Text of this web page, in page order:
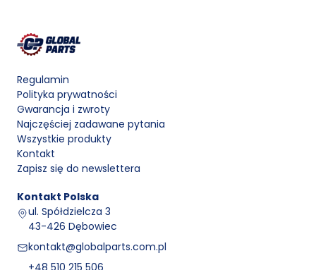
Regulamin
Polityka prywatności
Gwarancja i zwroty
Najczęściej zadawane pytania
Wszystkie produkty
Kontakt
Zapisz się do newslettera
Kontakt Polska
ul. Spółdzielcza 3
43-426 Dębowiec
kontakt@globalparts.com.pl